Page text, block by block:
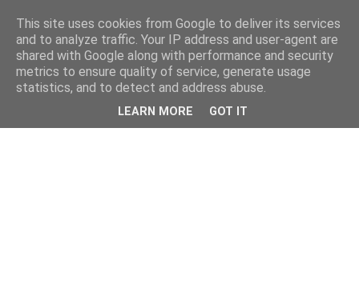
This site uses cookies from Google to deliver its services
and to analyze traffic. Your IP address and user-agent are
shared with Google along with performance and security
metrics to ensure quality of service, generate usage
statistics, and to detect and address abuse.
LEARN MORE GOT IT